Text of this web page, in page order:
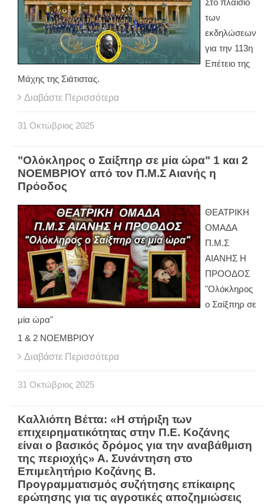
Στο πλαίσιο
των
εκδηλώσεων
για την 113η
Επέτειο της
Μάχης της Σιάτιστας.
Διαβάστε Περισσότερα
31 Οκτώβριος 2025
"Ολόκληρος ο Σαίξπηρ σε μία ώρα" 1 και 2
ΝΟΕΜΒΡΙΟΥ από τον Π.Μ.Σ Αιανής η
Πρόοδος
ΘΕΑΤΡΙΚΗ
ΟΜΑΔΑ
Π.Μ.Σ
ΑΙΑΝΗΣ Η
ΠΡΟΟΔΟΣ
"Ολόκληρος
ο Σαίξπηρ σε
μία ώρα"
1 & 2 ΝΟΕΜΒΡΙΟΥ
Διαβάστε Περισσότερα
31 Οκτώβριος 2025
Καλλιόπη Βέττα: «Η στήριξη των
επιχειρηματικότητας στην Π.Ε. Κοζάνης
είναι ο βασικός δρόμος για την αναβάθμιση
της περιοχής» Α. Συνάντηση στο
Επιμελητήριο Κοζάνης Β.
Προγραμματισμός συζήτησης επίκαιρης
ερώτησης για τις αγροτικές αποζημιώσεις